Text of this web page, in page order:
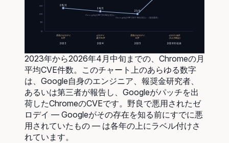
30
20
10
0
28/月
24/月
21/月
野良のゼロデイ
8件
ゼロデイ
最大10件
野良のゼロデイ
8件
ゼロデイ4件
（3か月時点）
2023 2024 2025 2026年初来
GoogleはVRPで$12Mを支払い
GoogleはVRPで$17.1Mを支払い（過去最高）
2023年から2026年4月中旬までの、Chromeの月
平均CVE件数。このチャート上のあらゆる数字
は、Google自身のエンジニア、報奨金研究者、
あるいは第三者が報告し、Googleがパッチを出
荷したChromeのCVEです。野良で悪用されたゼ
ロデイ ― Googleがその存在を知る前にすでに悪
用されていたもの ― は各年の上にラベル付けさ
れています。